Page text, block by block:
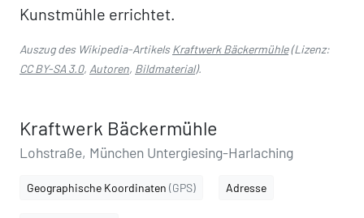
Kunstmühle errichtet.
Auszug des Wikipedia-ArtikelsKraftwerk Bäckermühle(Lizenz:
CC BY-SA 3.0, Autoren, Bildmaterial).
Kraftwerk Bäckermühle
Lohstraße, München Untergiesing-Harlaching
Geographische Koordinaten (GPS) Adresse